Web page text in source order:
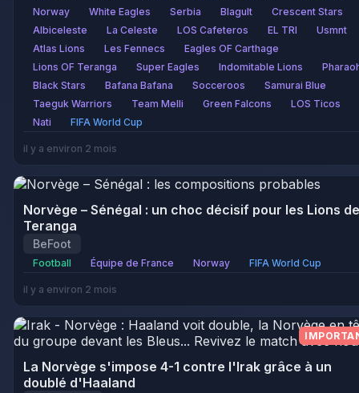
Norway
White Eagles Serbia Blagult
Crescent Stars
Albiceleste
La Celeste LOS Cafeteros EL TRI
Usmnt
Atlas Lions
Les Fennecs
Eagles OF Carthage
Lions OF Teranga
Super Eagles Indomitable Lions
Black Stars
Bafana Bafana Socceroos
Samurai Blue
Taeguk Warriors
Team Melli Green Falcons
LOS Ticos
Nati
FIFA World Cup
il y a environ 2 mois
Norvège – Sénégal : un choc décisif pour les Lions
Teranga
BeFoot
Football Équipe de France Norway FIFA World Cup
il y a environ 2 mois
La Norvège s'impose 4-1 contre l'Irak grâce à un
doublé d'Haaland